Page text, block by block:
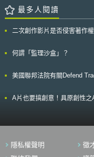
外條款。學者、AI使用者以及
使用的著作時不需要權利人的
主張權利以獲得授權金。 2.人工智慧生成作品之著作人身分及著作權歸屬：
明確之虞，因此加拿大政府希
(2)將人工智慧生成作品之作者
判斷力，即可被視為該作品的
的權利。 3.人工智慧之侵權責任：人工智慧係透過大量的資料庫來生成一項
人工智慧系統研發與利用過程
最多人閱讀
二次創作影片是否侵害著作
何謂「監理沙盒」？
美國聯邦法院有關Defend
A片也要搞創意！具原創性
隱私權聲明 徵